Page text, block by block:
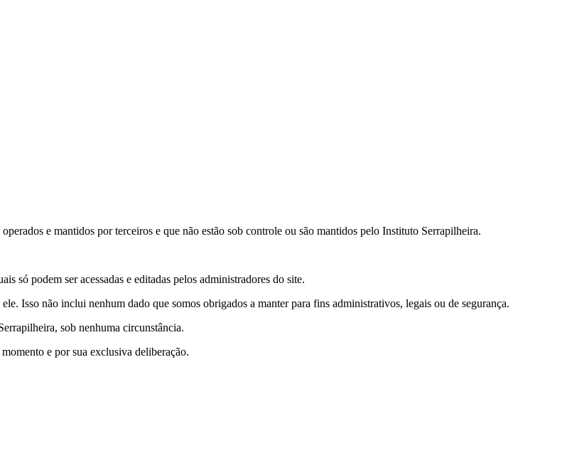
e mantidos por terceiros e que não estão sob controle ou são mantidos pelo Instituto Serrapilheira.
só podem ser acessadas e editadas pelos administradores do site.
Isso não inclui nenhum dado que somos obrigados a manter para fins administrativos, legais ou de segurança.
sob nenhuma circunstância.
e por sua exclusiva deliberação.